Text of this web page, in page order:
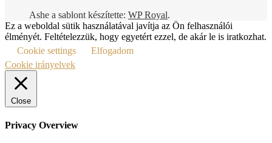
Ashe a sablont készítette: WP Royal.
Ez a weboldal sütik használatával javítja az Ön felhasználói
élményét. Feltételezzük, hogy egyetért ezzel, de akár le is iratkozhat.
Cookie settings
Elfogadom
Cookie irányelvek
Close
Privacy Overview